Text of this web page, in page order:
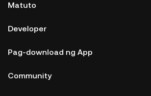
Matuto
Developer
Pag-download ng App
Community